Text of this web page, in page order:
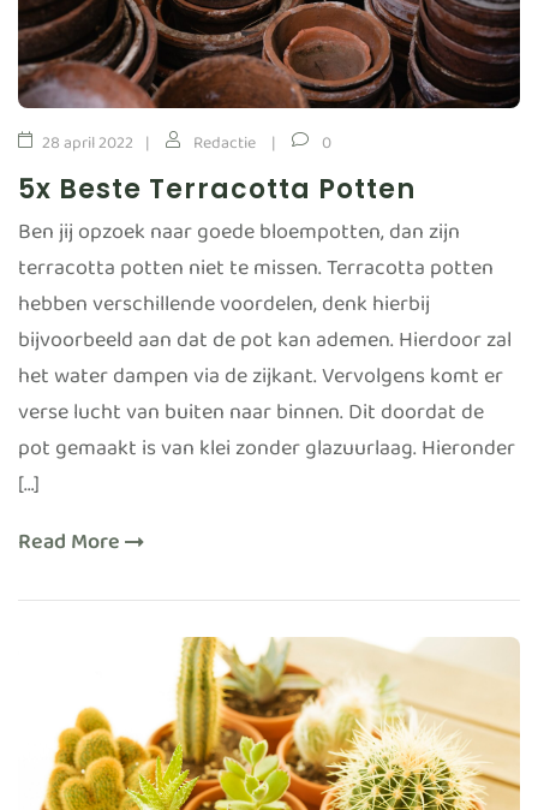
28 april 2022 Redactie 0
5x Beste Terracotta Potten
Ben jij opzoek naar goede bloempotten, dan zijn
terracotta potten niet te missen. Terracotta potten
hebben verschillende voordelen, denk hierbij
bijvoorbeeld aan dat de pot kan ademen. Hierdoor zal
het water dampen via de zijkant. Vervolgens komt er
verse lucht van buiten naar binnen. Dit doordat de
pot gemaakt is van klei zonder glazuurlaag. Hieronder
[…]
Read More